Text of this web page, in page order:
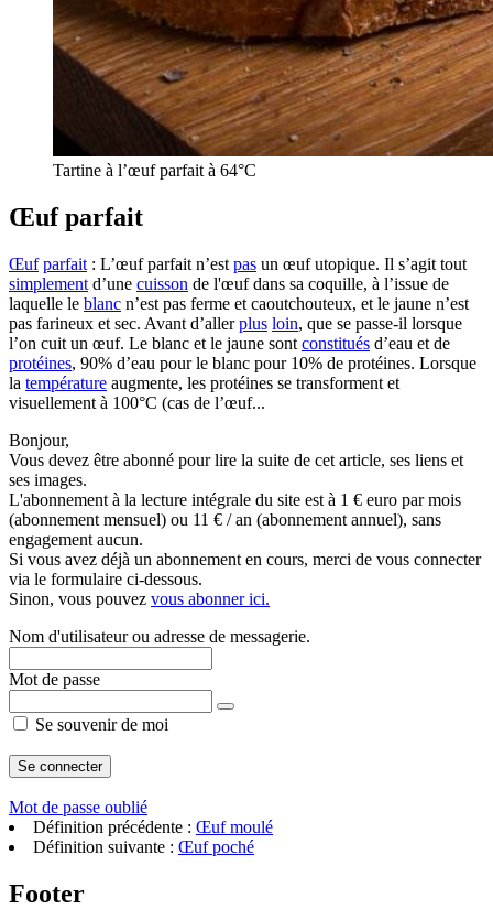
Tartine à l’œuf parfait à 64°C
Œuf parfait
Œuf parfait : L’œuf parfait n’est pas un œuf utopique. Il s’agit tout
simplement d’une cuisson de l'œuf dans sa coquille, à l’issue de
laquelle le blanc n’est pas ferme et caoutchouteux, et le jaune n’est
pas farineux et sec. Avant d’allerplus loin, que se passe-il lorsque
l’on cuit un œuf. Le blanc et le jaune sont constitués d’eau et de
protéines, 90% d’eau pour le blanc pour 10% de protéines. Lorsque
la température augmente, les protéines se transforment et
visuellement à 100°C (cas de l’œuf...
Bonjour,
Vous devez être abonné pour lire la suite de cet article, ses liens et
ses images.
L'abonnement à la lecture intégrale du site est à 1 € euro par mois
(abonnement mensuel) ou 11 € / an (abonnement annuel), sans
engagement aucun.
Si vous avez déjà un abonnement en cours, merci de vous connecter
via le formulaire ci-dessous.
Sinon, vous pouvez vous abonner ici.
Nom d'utilisateur ou adresse de messagerie.
Mot de passe
Se souvenir de moi
Mot de passe oublié
Définition précédente : Œuf moulé
Définition suivante : Œuf poché
Footer